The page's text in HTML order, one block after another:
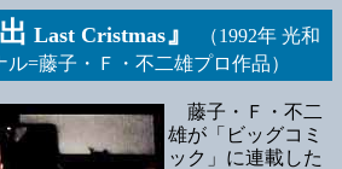
Last Cristmas』
（1992年 光和
=藤子・Ｆ・不二雄プロ作品）
藤子・Ｆ・不二
雄が「ビッグコミ
ック」に連載した